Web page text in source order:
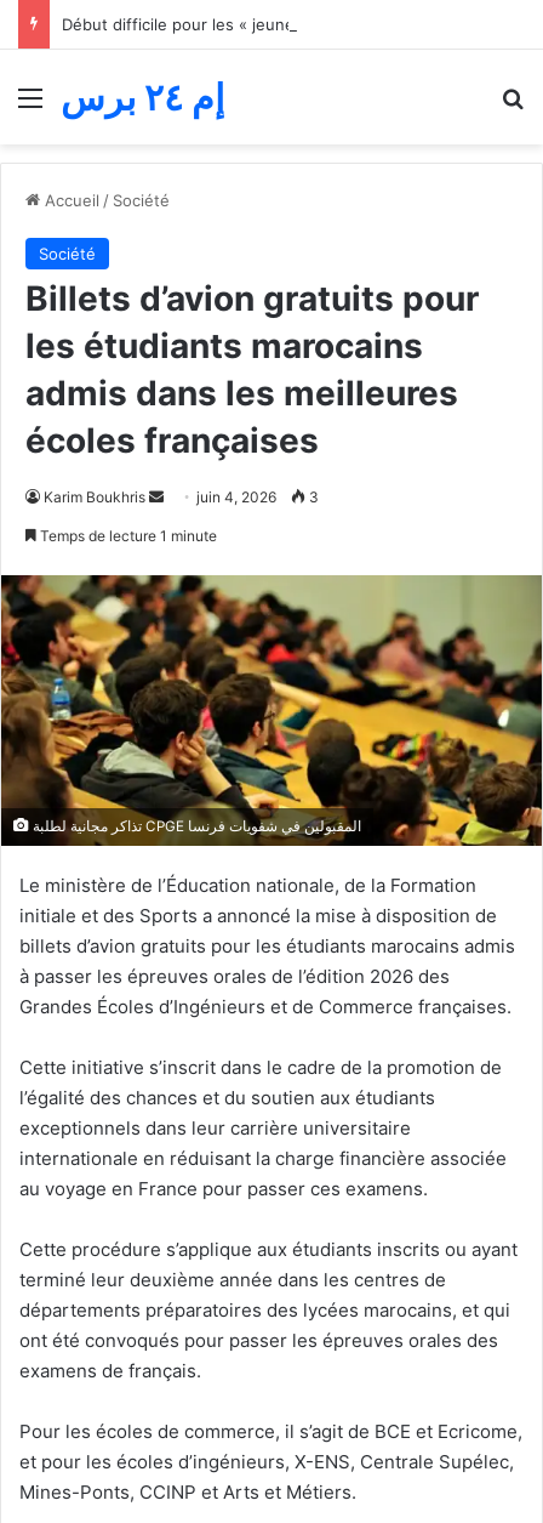
Menu إم ٢٤ برس
Accueil / Société
Société
Billets d’avion gratuits pour
les étudiants marocains
admis dans les meilleures
écoles françaises
Karim Boukhris
Envoyerjuin 4, 2026 3
Temps de lecture 1 minute
تذاكر مجانية لطلبة CPGE المقبولين في شفويات فرنسا
Le ministère de l’Éducation nationale, de la Formation
initiale et des Sports a annoncé la mise à disposition de
billets d’avion gratuits pour les étudiants marocains admis
à passer les épreuves orales de l’édition 2026 des
Grandes Écoles d’Ingénieurs et de Commerce françaises.
Cette initiative s’inscrit dans le cadre de la promotion de
l’égalité des chances et du soutien aux étudiants
exceptionnels dans leur carrière universitaire
internationale en réduisant la charge financière associée
au voyage en France pour passer ces examens.
Cette procédure s’applique aux étudiants inscrits ou ayant
terminé leur deuxième année dans les centres de
départements préparatoires des lycées marocains, et qui
ont été convoqués pour passer les épreuves orales des
examens de français.
Pour les écoles de commerce, il s’agit de BCE et Ecricome,
et pour les écoles d’ingénieurs, X-ENS, Centrale Supélec,
Mines-Ponts, CCINP et Arts et Métiers.